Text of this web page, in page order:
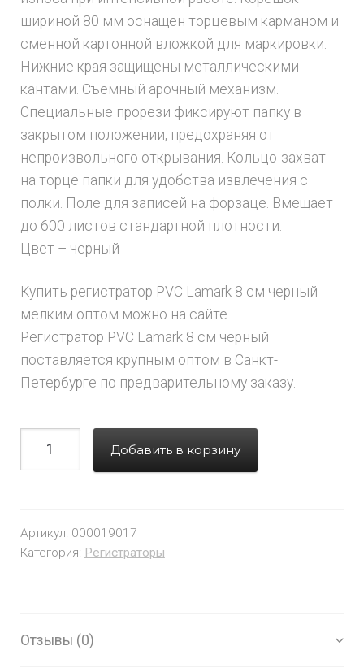
шириной 80 мм оснащен торцевым карманом и
сменной картонной вложкой для маркировки.
Нижние края защищены металлическими
кантами. Cъемный арочный механизм.
Специальные прорези фиксируют папку в
закрытом положении, предохраняя от
непроизвольного открывания. Кольцо-захват
на торце папки для удобства извлечения с
полки. Поле для записей на форзаце. Вмещает
до 600 листов стандартной плотности.
Цвет – черный
Купить регистратор PVC Lamark 8 см черный
мелким оптом можно на сайте.
Регистратор PVC Lamark 8 см черный
поставляется крупным оптом в Санкт-
Петербурге по предварительному заказу.
Добавить в корзину
Артикул: 000019017
Категория: Регистраторы
Отзывы (0)